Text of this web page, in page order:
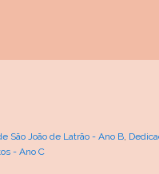
São João de Latrão - Ano B,
- Ano C